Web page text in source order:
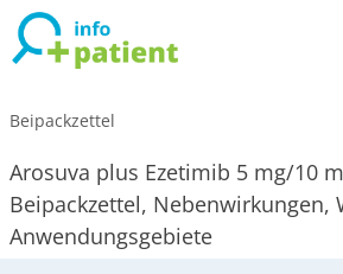
Beipackzettel
Arosuva plus Ezetimib 5 mg/10
Beipackzettel, Nebenwirkungen,
Anwendungsgebiete